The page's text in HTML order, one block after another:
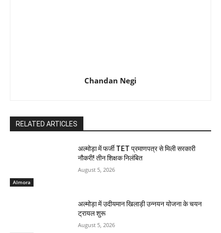
Chandan Negi
RELATED ARTICLES
Almora
अल्मोड़ा में फर्जी TET प्रमाणपत्र से मिली सरकारी
नौकरी! तीन शिक्षक निलंबित
August 5, 2026
अल्मोड़ा में उदीयमान खिलाड़ी उन्नयन योजना के चयन
ट्रायल शुरू
August 5, 2026